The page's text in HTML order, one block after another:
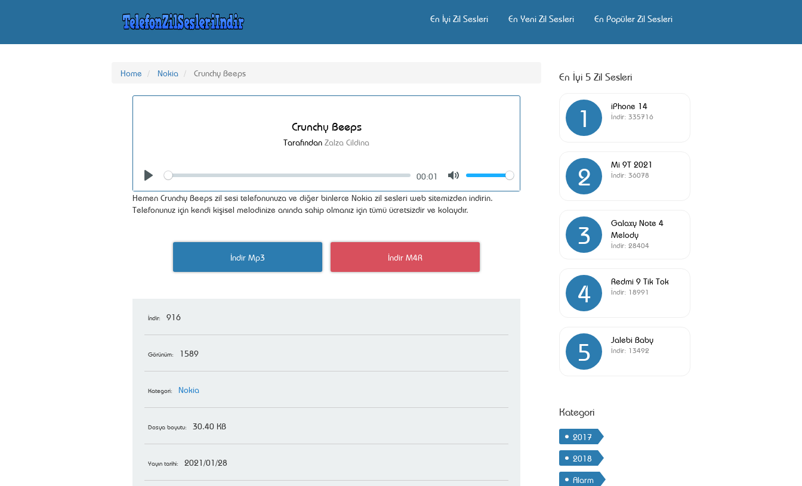
En İyi Zil Sesleri En Yeni Zil Sesleri En Popüler Zil Sesleri
Home Nokia Crunchy Beeps
Crunchy Beeps
Tarafından Zalza Cildina
Seek
00:01
Volume
Hemen Crunchy Beeps zil sesi telefonunuza ve diğer binlerce Nokia zil sesleri web sitemizden indirin.
Telefonunuz için kendi kişisel melodinize anında sahip olmanız için tümü ücretsizdir ve kolaydır.
İndir Mp3 İndir M4R
İndir: 916
Görünüm: 1589
Kategori: Nokia
Dosya boyutu: 30.40 KB
Yayın tarihi: 2021/01/28
En İyi 5 Zil Sesleri
1 iPhone 14
İndir: 335716
2 Mi 9T 2021
İndir: 36078
3
Galaxy Note 4
Melody
İndir: 28404
4 Redmi 9 Tik Tok
İndir: 18991
5 Jalebi Baby
İndir: 13492
Kategori
2017
2018
Alarm